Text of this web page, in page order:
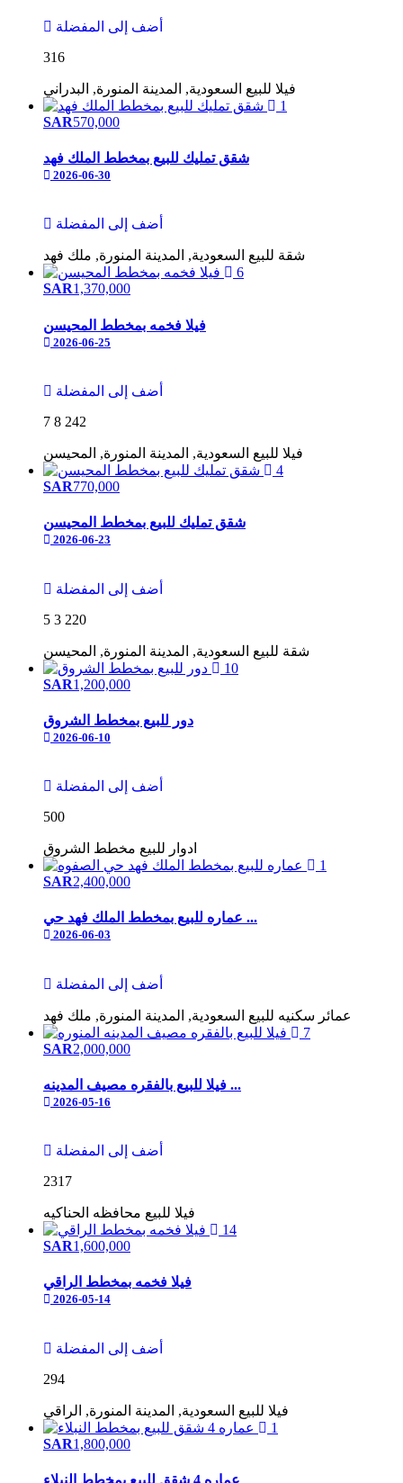
أضف إلى المفضلة
316
فيلا للبيع السعودية, المدينة المنورة, البدراني
1
SAR570,000
شقق تمليك للبيع بمخطط الملك فهد
2026-06-30
أضف إلى المفضلة
شقة للبيع السعودية, المدينة المنورة, ملك فهد
6
SAR1,370,000
فيلا فخمه بمخطط المحيسن
2026-06-25
أضف إلى المفضلة
7 8 242
فيلا للبيع السعودية, المدينة المنورة, المحيسن
4
SAR770,000
شقق تمليك للبيع بمخطط المحيسن
2026-06-23
أضف إلى المفضلة
5 3 220
شقة للبيع السعودية, المدينة المنورة, المحيسن
10
SAR1,200,000
دور للبيع بمخطط الشروق
2026-06-10
أضف إلى المفضلة
500
ادوار للبيع مخطط الشروق
1
SAR2,400,000
عماره للبيع بمخطط الملك فهد حي ...
2026-06-03
أضف إلى المفضلة
عمائر سكنيه للبيع السعودية, المدينة المنورة, ملك فهد
7
SAR2,000,000
فيلا للبيع بالفقره مصيف المدينه ...
2026-05-16
أضف إلى المفضلة
2317
فيلا للبيع محافظه الحناكيه
14
SAR1,600,000
فيلا فخمه بمخطط الراقي
2026-05-14
أضف إلى المفضلة
294
فيلا للبيع السعودية, المدينة المنورة, الراقي
1
SAR1,800,000
عماره 4 شقق للبيع بمخطط النبلاء